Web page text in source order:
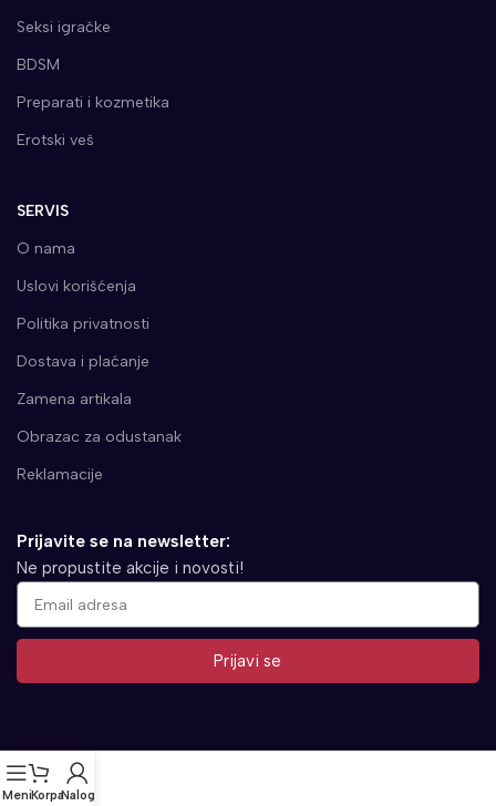
Seksi igračke
BDSM
Preparati i kozmetika
Erotski veš
SERVIS
O nama
Uslovi korišćenja
Politika privatnosti
Dostava i plaćanje
Zamena artikala
Obrazac za odustanak
Reklamacije
Prijavite se na newsletter:
Ne propustite akcije i novosti!
Prijavi se
MeniKorpaNalog